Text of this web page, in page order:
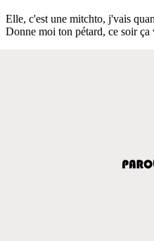
Elle, c'est une mitchto, j'vais
Donne moi ton pétard, ce soir ça